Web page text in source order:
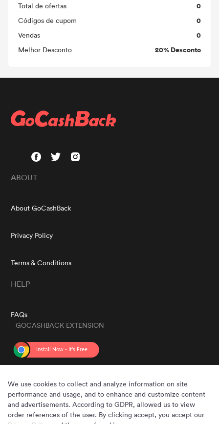
Total de ofertas 0
Códigos de cupom 0
Vendas 0
Melhor Desconto 20% Desconto
ABOUT
About GoCashBack
Privacy Policy
Terms & Conditions
HELP
FAQs
GOCASHBACK EXTENSION
We use cookies to collect and analyze information on site
performance and usage, and to enhance and customize content
and advertisements. According to GDPR, allowed us to view
order references of the user. By clicking accept, you accept our